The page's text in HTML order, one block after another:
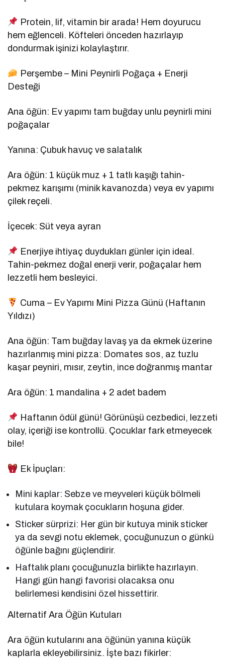
Protein, lif, vitamin bir arada! Hem doyurucu
hem eğlenceli. Köfteleri önceden hazırlayıp
dondurmak işinizi kolaylaştırır.
Perşembe – Mini Peynirli Poğaça + Enerji
Desteği
Ana öğün: Ev yapımı tam buğday unlu peynirli mini
poğaçalar
Yanına: Çubuk havuç ve salatalık
Ara öğün: 1 küçük muz + 1 tatlı kaşığı tahin-
pekmez karışımı (minik kavanozda) veya ev yapımı
çilek reçeli.
İçecek: Süt veya ayran
Enerjiye ihtiyaç duydukları günler için ideal.
Tahin-pekmez doğal enerji verir, poğaçalar hem
lezzetli hem besleyici.
Cuma – Ev Yapımı Mini Pizza Günü (Haftanın
Yıldızı)
Ana öğün: Tam buğday lavaş ya da ekmek üzerine
hazırlanmış mini pizza: Domates sos, az tuzlu
kaşar peyniri, mısır, zeytin, ince doğranmış mantar
Ara öğün: 1 mandalina + 2 adet badem
Haftanın ödül günü! Görünüşü cezbedici, lezzeti
olay, içeriği ise kontrollü. Çocuklar fark etmeyecek
bile!
Ek İpuçları:
Mini kaplar: Sebze ve meyveleri küçük bölmeli
kutulara koymak çocukların hoşuna gider.
Sticker sürprizi: Her gün bir kutuya minik sticker
ya da sevgi notu eklemek, çocuğunuzun o günkü
öğünle bağını güçlendirir.
Haftalık planı çocuğunuzla birlikte hazırlayın.
Hangi gün hangi favorisi olacaksa onu
belirlemesi kendisini özel hissettirir.
Alternatif Ara Öğün Kutuları
Ara öğün kutularını ana öğünün yanına küçük
kaplarla ekleyebilirsiniz. İşte bazı fikirler: